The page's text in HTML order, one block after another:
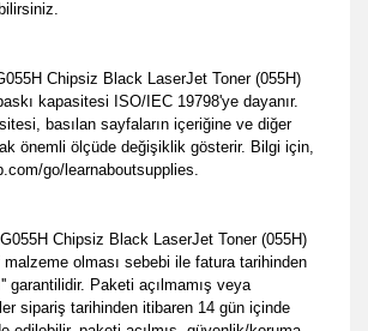
Chipsiz Black LaserJet Toner (055H)
kapasitesi ISO/IEC 19798'ye dayanır.
basılan sayfaların içeriğine ve diğer
önemli ölçüde değişiklik gösterir. Bilgi için,
go/learnaboutsupplies.
Chipsiz Black LaserJet Toner (055H)
malzeme olması sebebi ile fatura tarihinden
garantilidir. Paketi açılmamış veya
sipariş tarihinden itibaren 14 gün içinde